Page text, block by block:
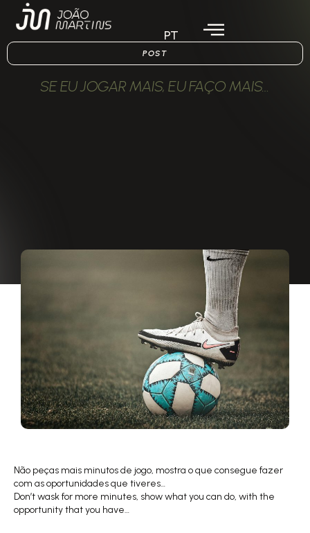
PT
POST
SE EU JOGAR MAIS, EU FAÇO MAIS…
Não peças mais minutos de jogo, mostra o que consegue fazer
com as oportunidades que tiveres…
Don’t wask for more minutes, show what you can do, with the
opportunity that you have…